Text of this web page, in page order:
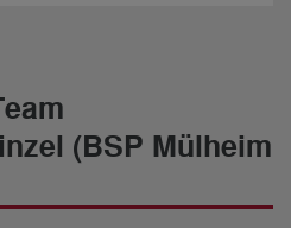
(BSP Mülheim